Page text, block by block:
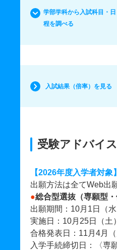
学部学科から入試科目・日
程を調べる
入試結果（倍率）を見る
受験アドバイス
【2026年度入学者対象】
出願方法は全てWeb出
●総合型選抜（専願型
出願期間：10月1日（
実施日：10月25日（土）
合格発表日：11月4月
入学手続締切日：〈専